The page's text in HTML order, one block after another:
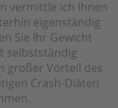
vermittle ich Ihnen
eigenständig
Sie Ihr Gewicht
selbstständig
großer Vorteil des
Crash-Diäten